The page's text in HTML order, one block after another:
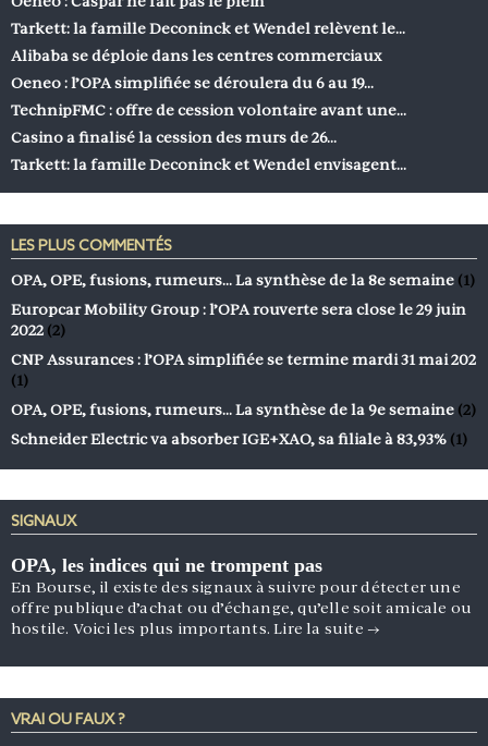
Tarkett: la famille Deconinck et Wendel relèvent le…
Alibaba se déploie dans les centres commerciaux
Oeneo : l’OPA simplifiée se déroulera du 6 au 19…
TechnipFMC : offre de cession volontaire avant une…
Casino a finalisé la cession des murs de 26…
Tarkett: la famille Deconinck et Wendel envisagent…
LES PLUS COMMENTÉS
OPA, OPE, fusions, rumeurs… La synthèse de la 8e semaine (1)
Europcar Mobility Group : l’OPA rouverte sera close le 29 juin
2022 (2)
CNP Assurances : l’OPA simplifiée se termine mardi 31 mai 202
(1)
OPA, OPE, fusions, rumeurs… La synthèse de la 9e semaine (2)
Schneider Electric va absorber IGE+XAO, sa filiale à 83,93% (1)
SIGNAUX
OPA, les indices qui ne trompent pas
En Bourse, il existe des signaux à suivre pour détecter une
offre publique d’achat ou d’échange, qu’elle soit amicale ou
hostile. Voici les plus importants.Lire la suite →
VRAI OU FAUX ?